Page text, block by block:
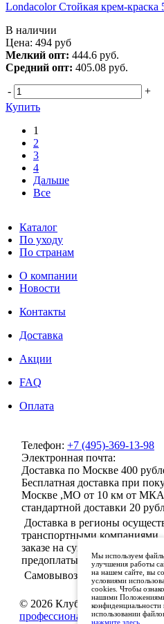
Londacolor Стойкая крем-краска
В наличии
Цена: 494 руб
Мелкий опт: 444.6 руб.
Средний опт: 405.08 руб.
-
+
Купить
1
2
3
4
Дальше
Все
Каталог
По уходу
По странам
О компании
Новости
Контакты
Доставка
Акции
FAQ
Оплата
Телефон: +7 (495)-369-13-98
Электронная почта:
Доставка по Москве 400
Бесплатная доставка при
Москве ,МО от 10 км от
стандартной доставки 20
Доставка в регионы
транспортными
заказе на сумму от 5000
предоплаты.
Самовывоз не предусмотрен!
© 2026 Клуб красоты
профессиональной косметики
Мы используем
улучшения работы
на нашем сайте, вы
условиями
cookies. Чтобы
нашими
конфиденциальности
использовании
нажмите здесь